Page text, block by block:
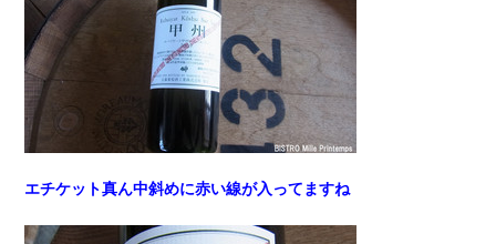
エチケット真ん中斜めに赤い線が入ってますね